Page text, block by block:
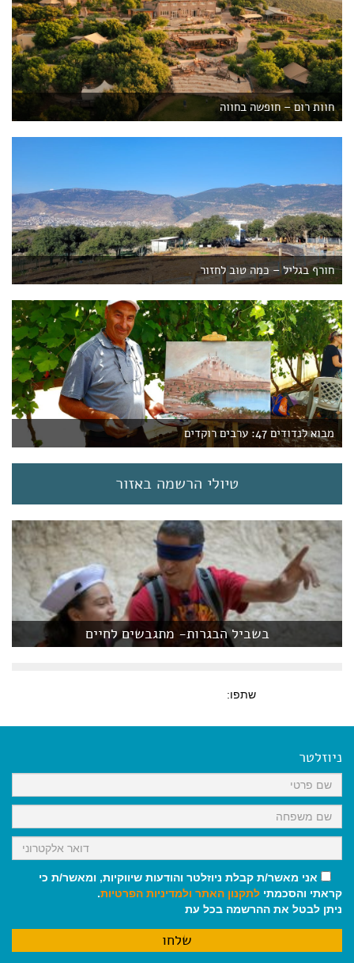
חוות רום – חופשה בחווה
חורף בגליל – כמה טוב לחזור
מבוא לנדודים 47: ערבים רוקדים
טיולי הרשמה באזור
בשביל הבגרות- מתגבשים לחיים
שתפו:
ניוזלטר
אני מאשר/ת קבלת ניוזלטר והודעות שיווקיות, ומאשר/ת כי
קראתי והסכמתי לתקנון האתר ולמדיניות הפרטיות.
ניתן לבטל את ההרשמה בכל עת